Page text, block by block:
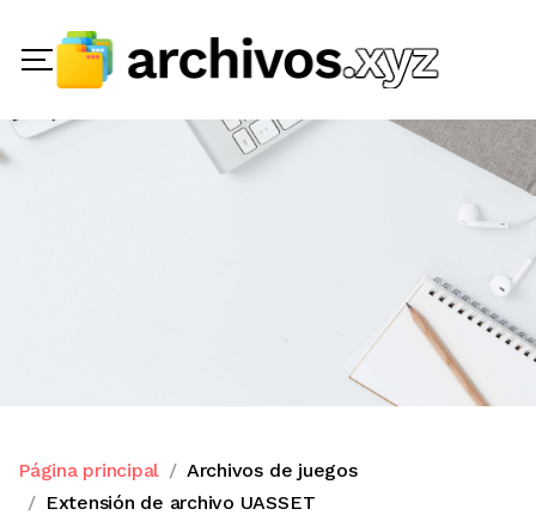
Página principal
Archivos de juegos
Extensión de archivo UASSET